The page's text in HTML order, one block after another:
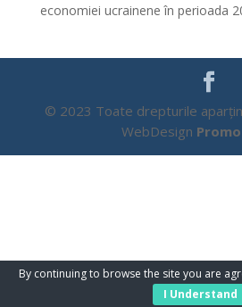
economiei ucrainene în perioada
© 2023 Toate drepturile
WebDesign
By continuing to browse the site you are
I Understand